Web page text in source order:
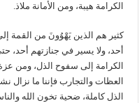
الكرامة هيبة، ومن الأمانة ملاذ.
كثير هم الذين يَهْوُونَ من القمة
أحد، ولا يسير في جنازتهم أحد،
الكرامة إلى سفوح الذل، ومن
العظات والتجارب فإننا ما
الذل كاملة، ضحية تخون الله